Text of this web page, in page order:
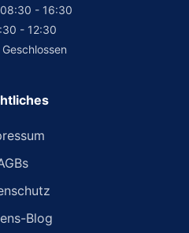
- 16:30
- 12:30
Blog